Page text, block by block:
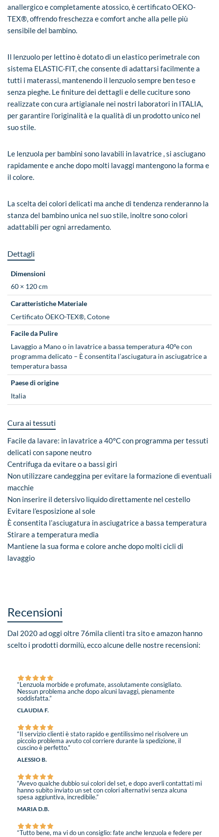
anallergico e completamente atossico, è certificato OEKO-
TEX®, offrendo freschezza e comfort anche alla pelle più
sensibile del bambino.
Il lenzuolo per lettino è dotato di un elastico perimetrale con
sistema ELASTIC-FIT, che consente di adattarsi facilmente a
tutti i materassi, mantenendo il lenzuolo sempre ben teso e
senza pieghe. Le finiture dei dettagli e delle cuciture sono
realizzate con cura artigianale nei nostri laboratori in ITALIA,
per garantire l’originalità e la qualità di un prodotto unico nel
suo stile.
Le lenzuola per bambini sono lavabili in lavatrice , si asciugano
rapidamente e anche dopo molti lavaggi mantengono la forma e
il colore.
La scelta dei colori delicati ma anche di tendenza renderanno la
stanza del bambino unica nel suo stile, inoltre sono colori
adattabili per ogni arredamento.
Dettagli
Dimensioni
60 × 120 cm
Caratteristiche Materiale
Certificato ÖEKO-TEX®, Cotone
Facile da Pulire
Lavaggio a Mano o in lavatrice a bassa temperatura 40°e con
programma delicato – È consentita l’asciugatura in asciugatrice a
temperatura bassa
Paese di origine
Italia
Cura ai tessuti
Facile da lavare: in lavatrice a 40°C con programma per tessuti
delicati con sapone neutro
Centrifuga da evitare o a bassi giri
Non utilizzare candeggina per evitare la formazione di eventuali
macchie
Non inserire il detersivo liquido direttamente nel cestello
Evitare l’esposizione al sole
È consentita l’asciugatura in asciugatrice a bassa temperatura
Stirare a temperatura media
Mantiene la sua forma e colore anche dopo molti cicli di
lavaggio
Recensioni
Dal 2020 ad oggi oltre 76mila clienti tra sito e amazon hanno
scelto i prodotti dormilù, ecco alcune delle nostre recensioni:
“Lenzuola morbide e profumate, assolutamente consigliato.
Nessun problema anche dopo alcuni lavaggi, pienamente
soddisfatta.”
CLAUDIA F.
“Il servizio clienti è stato rapido e gentilissimo nel risolvere un
piccolo problema avuto col corriere durante la spedizione, il
cuscino è perfetto.”
ALESSIO B.
“Avevo qualche dubbio sui colori del set, e dopo averli contattati mi
hanno subito inviato un set con colori alternativi senza alcuna
spesa aggiuntiva, incredibile.”
MARIA D.B.
“Tutto bene, ma vi do un consiglio: fate anche lenzuola e federe per